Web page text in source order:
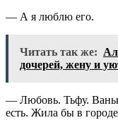
— А я люблю его.
Читать так же:
дочерей, жену и
— Любовь. Тьфу.
есть. Жила бы в